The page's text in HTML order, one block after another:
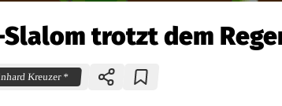
Slalom trotzt dem
Kreuzer *